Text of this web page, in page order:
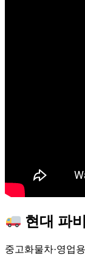
현대 파
중고화물차·영업